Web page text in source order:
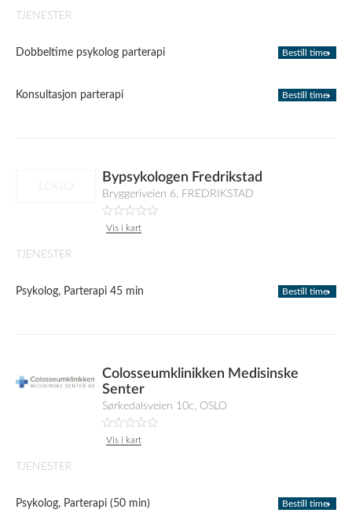
TJENESTER
Dobbeltime psykolog parterapi Bestill time
Konsultasjon parterapi Bestill time
Bypsykologen Fredrikstad
Bryggeriveien 6, FREDRIKSTAD
Vis i kart
TJENESTER
Psykolog, Parterapi 45 min Bestill time
Colosseumklinikken Medisinske
Senter
Sørkedalsveien 10c, OSLO
Vis i kart
TJENESTER
Psykolog, Parterapi (50 min) Bestill time